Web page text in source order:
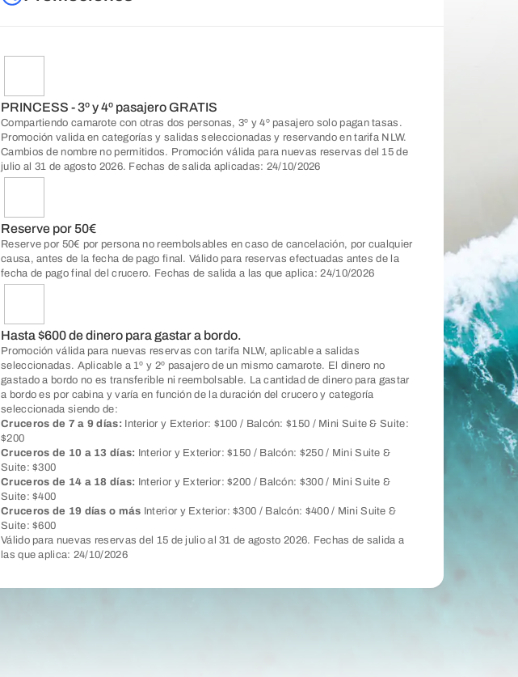
PRINCESS - 3º y 4º pasajero GRATIS
Compartiendo camarote con otras dos personas, 3º y 4º pasajero solo pagan tasas.
Promoción valida en categorías y salidas seleccionadas y reservando en tarifa NLW.
Cambios de nombre no permitidos. Promoción válida para nuevas reservas del 15 de
julio al 31 de agosto 2026. Fechas de salida aplicadas: 24/10/2026
Reserve por 50€
Reserve por 50€ por persona no reembolsables en caso de cancelación, por cualquier
causa, antes de la fecha de pago final. Válido para reservas efectuadas antes de la
fecha de pago final del crucero. Fechas de salida a las que aplica: 24/10/2026
Hasta $600 de dinero para gastar a bordo.
Promoción válida para nuevas reservas con tarifa NLW, aplicable a salidas
seleccionadas. Aplicable a 1º y 2º pasajero de un mismo camarote. El dinero no
gastado a bordo no es transferible ni reembolsable. La cantidad de dinero para gastar
a bordo es por cabina y varía en función de la duración del crucero y categoría
seleccionada siendo de:
Cruceros de 7 a 9 días: Interior y Exterior: $100 / Balcón: $150 / Mini Suite & Suite:
$200
Cruceros de 10 a 13 días:
Interior y Exterior: $150 / Balcón: $250 / Mini Suite &
Suite: $300
Cruceros de 14 a 18 días:
Interior y Exterior: $200 / Balcón: $300 / Mini Suite &
Suite: $400
Cruceros de 19 días o más Interior y Exterior: $300 / Balcón: $400 / Mini Suite &
Suite: $600
Válido para nuevas reservas del 15 de julio al 31 de agosto 2026. Fechas de salida a
las que aplica: 24/10/2026